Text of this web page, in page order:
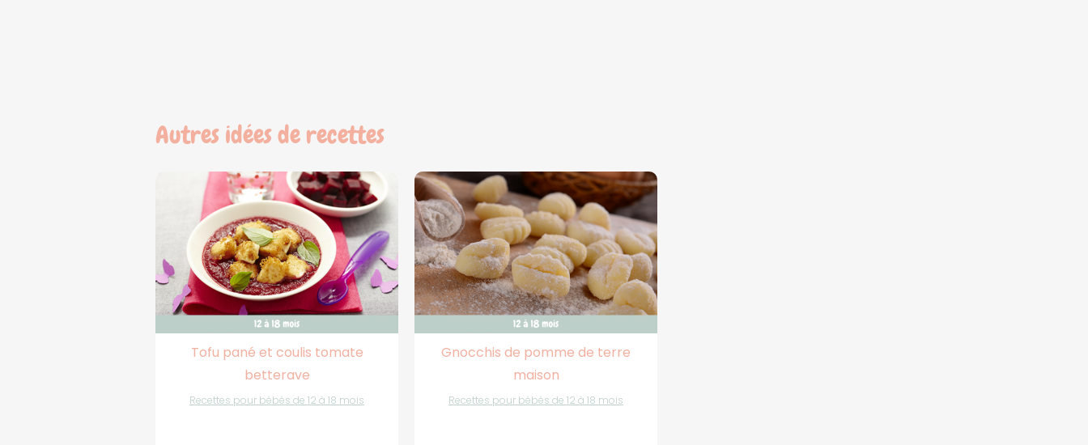
Autres idées de recettes
Tofu pané et coulis tomate
betterave
Recettes pour bébés de 12 à 18 mois
Gnocchis de pomme de terre
maison
Recettes pour bébés de 12 à 18 mois